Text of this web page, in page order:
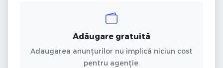
Adăugare gratuită
Adaugarea anunțurilor nu implică niciun cost
pentru agenție.